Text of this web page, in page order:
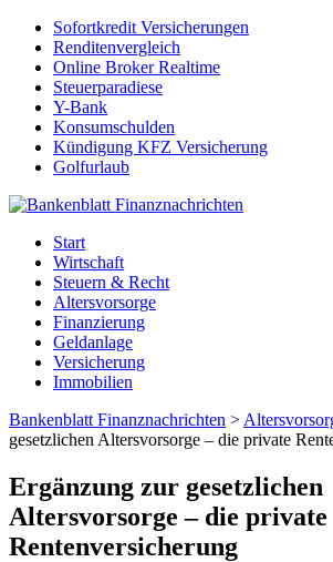
Sofortkredit Versicherungen
Renditenvergleich
Online Broker Realtime
Steuerparadiese
Y-Bank
Konsumschulden
Kündigung KFZ Versicherung
Golfurlaub
Start
Wirtschaft
Steuern & Recht
Altersvorsorge
Finanzierung
Geldanlage
Versicherung
Immobilien
Bankenblatt Finanznachrichten >
gesetzlichen Altersvorsorge – die private
Ergänzung zur gesetzlichen
Altersvorsorge – die private
Rentenversicherung